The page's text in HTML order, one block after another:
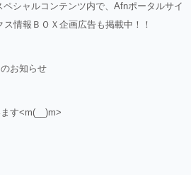
シャルコンテンツ内で、Afnポータルサイ
情報ＢＯＸ企画広告も掲載中！！
お知らせ
す<m(__)m>